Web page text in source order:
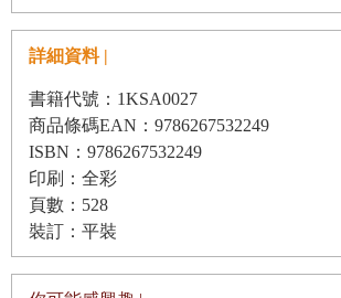
8.麻糬：土地公最愛的點心
9.牛汶水：到客家庄必吃甜點
10.紅龜粿：發大財保平安
11.塗仁粿：金門的紅龜粿
12.豆包仔粿：夏天最暢銷的金門點心
13.草仔粿：願祖先保佑後代富貴
15.米苔目：甜鹹冰熱都好吃
詳細資料 |
書籍代號：1KSA0027
商品條碼EAN：9786267532249
ISBN：9786267532249
印刷：全彩
頁數：528
裝訂：平裝